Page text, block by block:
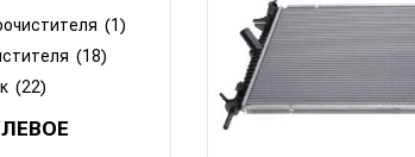
(1)
(18)
(22)